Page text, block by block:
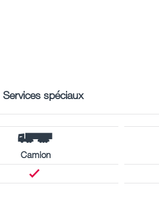
Services spéciaux
Camion